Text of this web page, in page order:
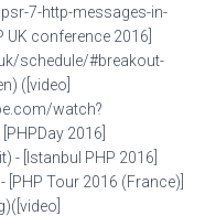
7-http-messages-in-
UK conference 2016]
schedule/#breakout-
([video]
watch?
2016]
- [Istanbul PHP 2016]
Tour 2016 (France)]